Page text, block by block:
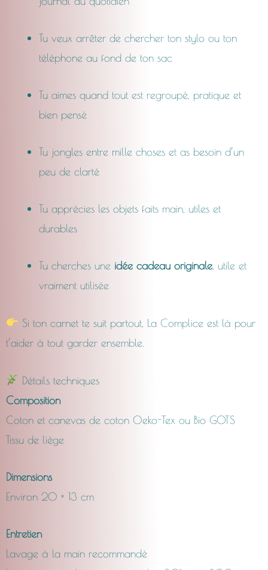
Tu veux arrêter de chercher ton stylo ou ton
téléphone au fond de ton sac
Tu aimes quand tout est regroupé, pratique et
bien pensé
Tu jongles entre mille choses et as besoin d’un
peu de clarté
Tu apprécies les objets faits main, utiles et
durables
Tu cherches une idée cadeau originale, utile et
vraiment utilisée
Si ton carnet te suit partout, La Complice est là pour
t’aider à tout garder ensemble.
Détails techniques
Composition
Coton et canevas de coton Oeko-Tex ou Bio GOTS
Tissu de liège
Dimensions
Environ 20 × 13 cm
Entretien
Lavage à la main recommandé